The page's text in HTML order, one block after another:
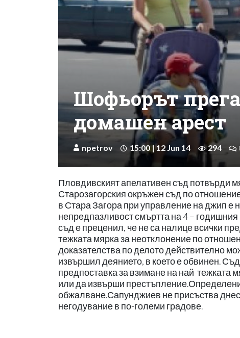
Шофьорът
домашен арест
npetrov 15:00 | 12 Jun 14 294
Пловдивският апелативен съд потвърди
Старозагорския окръжен съд по
в Стара Загора при управление на джип
непредпазливост смъртта на 4 –
съд е преценил, че не са налице всички
тежката мярка за неотклонение по
доказателства по делото действително
извършил деянието, в което е обвинен.
предпоставка за взимане на най-тежката
или да извърши
обжалване.Сапунджиев не присъства
негодувание в по-големи градове.